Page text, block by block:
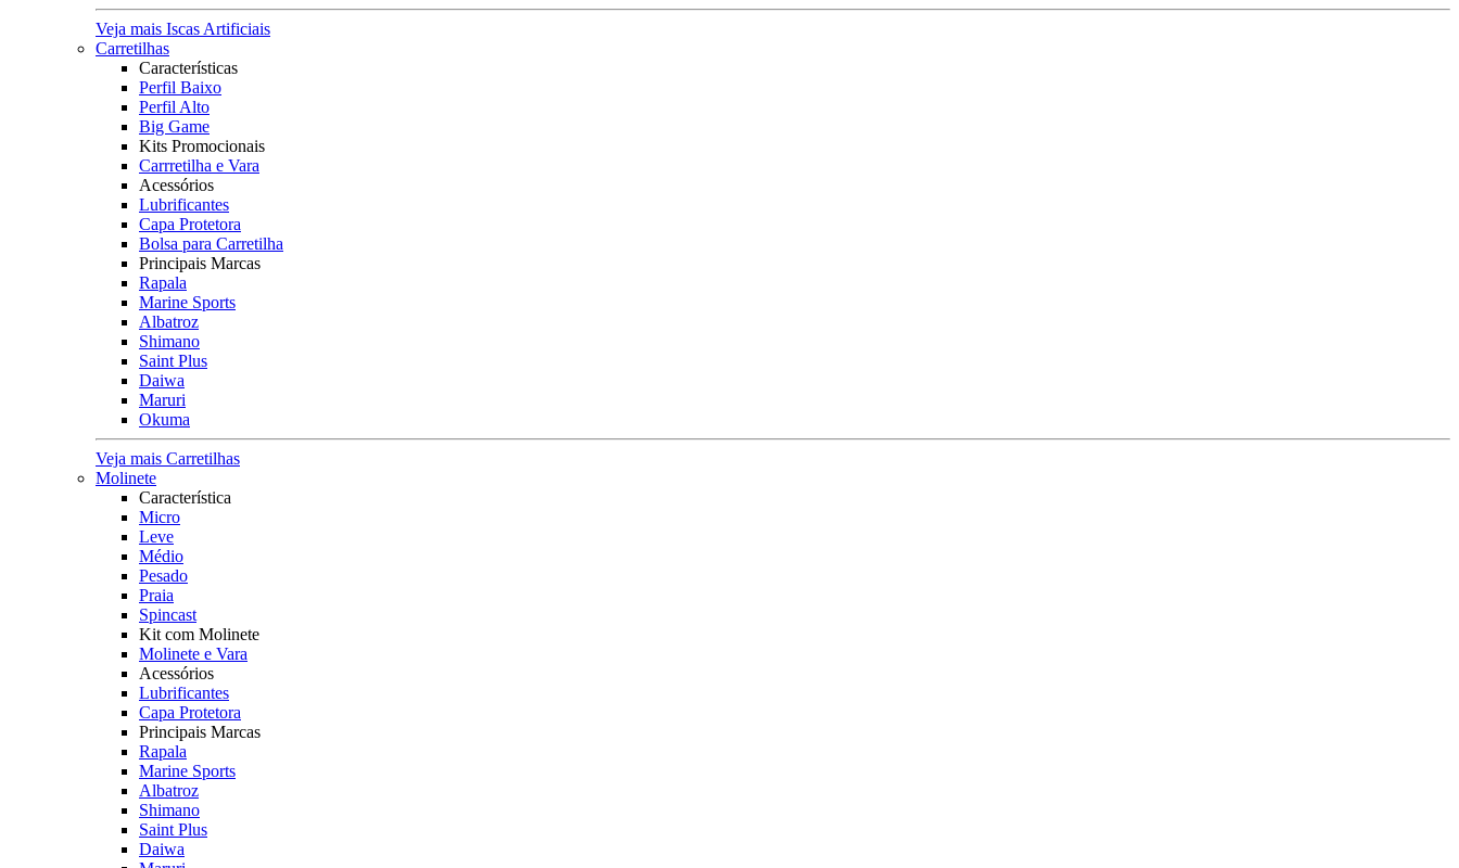
Veja mais Iscas Artificiais
Carretilhas
Características
Perfil Baixo
Perfil Alto
Big Game
Kits Promocionais
Carrretilha e Vara
Acessórios
Lubrificantes
Capa Protetora
Bolsa para Carretilha
Principais Marcas
Rapala
Marine Sports
Albatroz
Shimano
Saint Plus
Daiwa
Maruri
Okuma
Veja mais Carretilhas
Molinete
Característica
Micro
Leve
Médio
Pesado
Praia
Spincast
Kit com Molinete
Molinete e Vara
Acessórios
Lubrificantes
Capa Protetora
Principais Marcas
Rapala
Marine Sports
Albatroz
Shimano
Saint Plus
Daiwa